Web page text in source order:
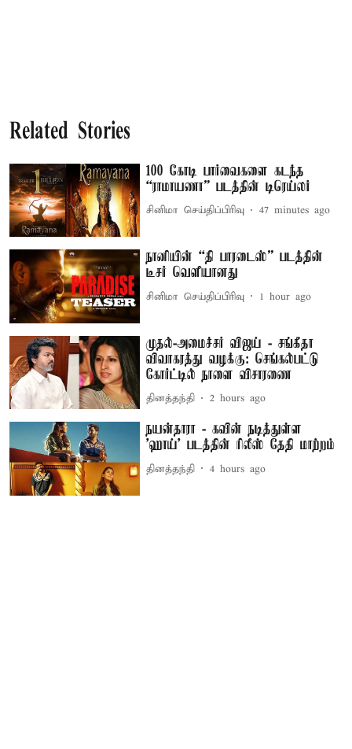
Related Stories
100 கோடி பார்வைகளை கடந்த
“ராமாயணா” படத்தின் டிரெய்லர்
சினிமா செய்திப்பிரிவு 47 minutes ago
நானியின் “தி பாரடைஸ்” படத்தின்
டீசர் வெளியானது
சினிமா செய்திப்பிரிவு 1 hour ago
முதல்-அமைச்சர் விஜய் - சங்கீதா
விவாகரத்து வழக்கு: செங்கல்பட்டு
கோர்ட்டில் நாளை விசாரணை
தினத்தந்தி 2 hours ago
நயன்தாரா - கவின் நடித்துள்ள
'ஹாய்' படத்தின் ரிலீஸ் தேதி மாற்றம்
தினத்தந்தி 4 hours ago